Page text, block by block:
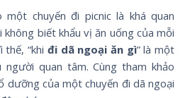
chuyến đi picnic là khá quan
biết khẩu vị ăn uống của mỗi
“khi đi dã ngoại ăn gì” là một
người quan tâm. Cùng tham khảo
dưỡng của một chuyến đi dã ngoại